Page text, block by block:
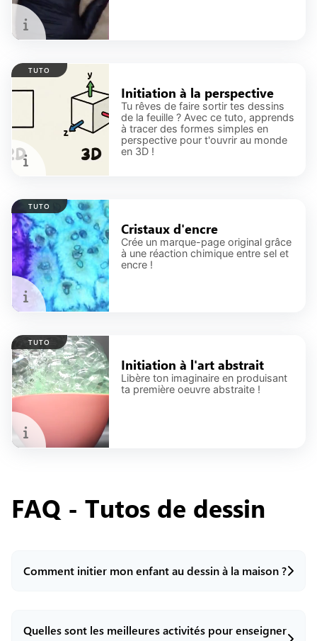
TUTO
Initiation à la perspective
Tu rêves de faire sortir tes dessins
de la feuille ? Avec ce tuto, apprends
à tracer des formes simples en
perspective pour t'ouvrir au monde
en 3D !
TUTO
Cristaux d'encre
Crée un marque-page original grâce
à une réaction chimique entre sel et
encre !
TUTO
Initiation à l'art abstrait
Libère ton imaginaire en produisant
ta première oeuvre abstraite !
FAQ - Tutos de dessin
Comment initier mon enfant au dessin à la maison ?
Atorika offre des ressources pour initier ton
Quelles sont les meilleures activités pour enseigner